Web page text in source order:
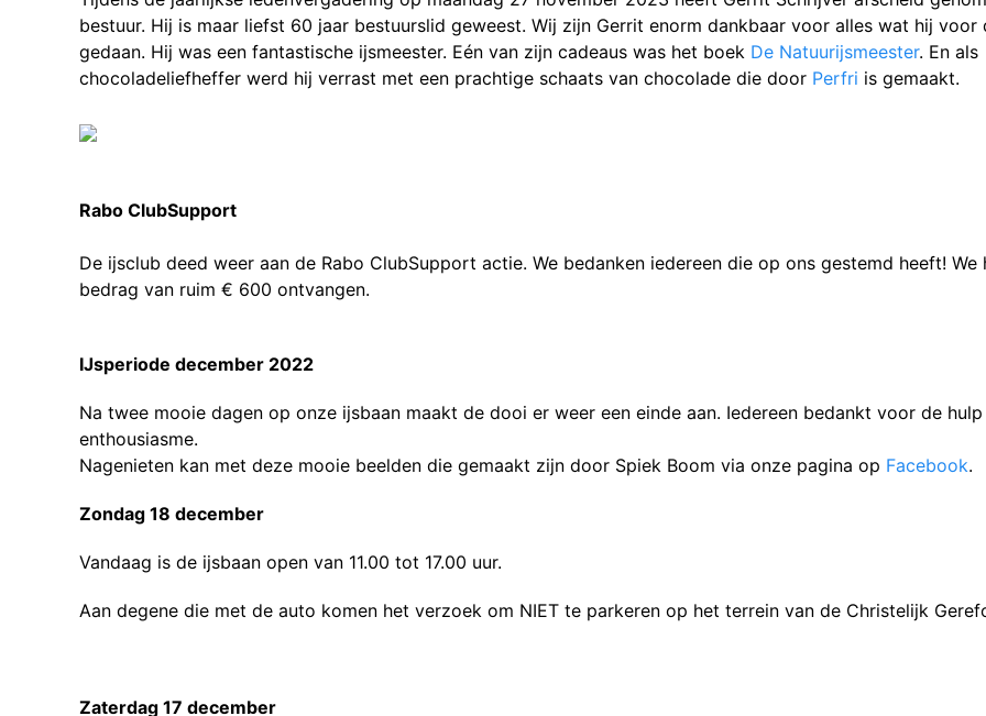
bestuur. Hij is maar liefst 60 jaar bestuurslid geweest. Wij zijn Gerrit enorm dankbaar voor alles wat hij voor
gedaan. Hij was een fantastische ijsmeester. Eén van zijn cadeaus was het boek De Natuurijsmeester. En als
chocoladeliefheffer werd hij verrast met een prachtige schaats van chocolade die door Perfri is gemaakt.
Rabo ClubSupport
De ijsclub deed weer aan de Rabo ClubSupport actie. We bedanken iedereen die op ons gestemd heeft! We
bedrag van ruim € 600 ontvangen.
IJsperiode december 2022
Na twee mooie dagen op onze ijsbaan maakt de dooi er weer een einde aan. Iedereen bedankt voor de
enthousiasme.
Nagenieten kan met deze mooie beelden die gemaakt zijn door Spiek Boom via onze pagina op Facebook.
Zondag 18 december
Vandaag is de ijsbaan open van 11.00 tot 17.00 uur.
Aan degene die met de auto komen het verzoek om NIET te parkeren op het terrein van de Christelijk
Zaterdag 17 december